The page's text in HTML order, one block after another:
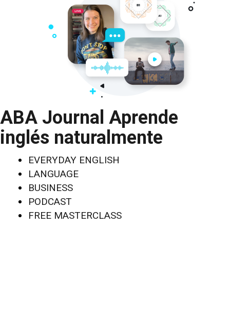
ABA Journal Aprende
inglés naturalmente
EVERYDAY ENGLISH
LANGUAGE
BUSINESS
PODCAST
FREE MASTERCLASS